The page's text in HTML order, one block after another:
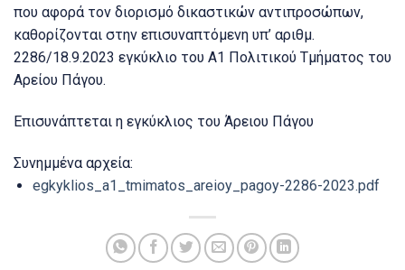
που αφορά τον διορισμό δικαστικών αντιπροσώπων,
καθορίζονται στην επισυναπτόμενη υπ’ αριθμ.
2286/18.9.2023 εγκύκλιο του Α1 Πολιτικού Τμήματος του
Αρείου Πάγου.
Επισυνάπτεται η εγκύκλιος του Άρειου Πάγου
Συνημμένα αρχεία:
egkyklios_a1_tmimatos_areioy_pagoy-2286-2023.pdf